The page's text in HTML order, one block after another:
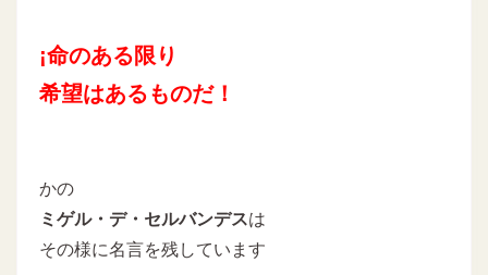
¡命のある限り
希望はあるものだ！
かの
ミゲル・デ・セルバンデスは
その様に名言を残しています